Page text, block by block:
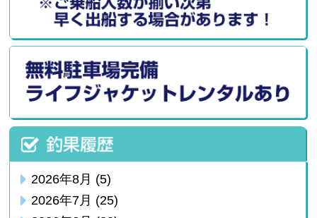
2026年8月 (5)
2026年7月 (25)